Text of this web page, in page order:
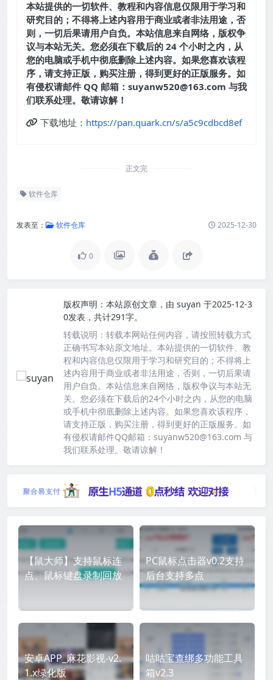
本站提供的一切软件、教程和内容信息仅限用于学习和
研究目的；不得将上述内容用于商业或者非法用途，否
则，一切后果请用户自负。本站信息来自网络，版权争
议与本站无关。您必须在下载后的 24 个小时之内，从
您的电脑或手机中彻底删除上述内容。如果您喜欢该程
序，请支持正版，购买注册，得到更好的正版服务。如
有侵权请邮件 QQ 邮箱：suyanw520@163.com 与我
们联系处理。敬请谅解！
下载地址： https://pan.quark.cn/s/a5c9cdbcd8ef
正文完
软件仓库
发表至： 软件仓库 2025-12-30
0
版权声明： 本站原创文章，由 suyan 于2025-12-3
0发表，共计291字。
转载说明： 转载本网站任何内容，请按照转载方式
正确书写本站原文地址。本站提供的一切软件、教
程和内容信息仅限用于学习和研究目的；不得将上
述内容用于商业或者非法用途，否则，一切后果请
用户自负。本站信息来自网络，版权争议与本站无
关。您必须在下载后的24个小时之内，从您的电脑
或手机中彻底删除上述内容。如果您喜欢该程序，
请支持正版，购买注册，得到更好的正版服务。如
有侵权请邮件QQ邮箱：suyanw520@163.com 与
我们联系处理。敬请谅解！
【鼠大师】支持鼠标连
点、鼠标键盘录制回放
PC鼠标点击器v0.2支持
后台支持多点
安卓APP_麻花影视-v2.
1.x绿化版
咕咕宝查绑多功能工具
箱v2.3